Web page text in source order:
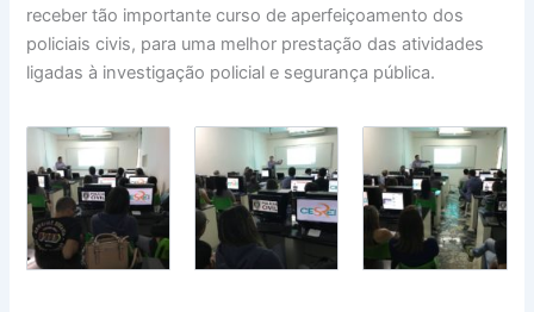
receber tão importante curso de aperfeiçoamento dos
policiais civis, para uma melhor prestação das atividades
ligadas à investigação policial e segurança pública.